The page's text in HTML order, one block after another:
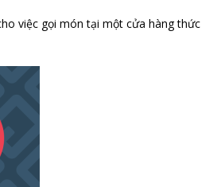
việc gọi món tại một cửa hàng thức